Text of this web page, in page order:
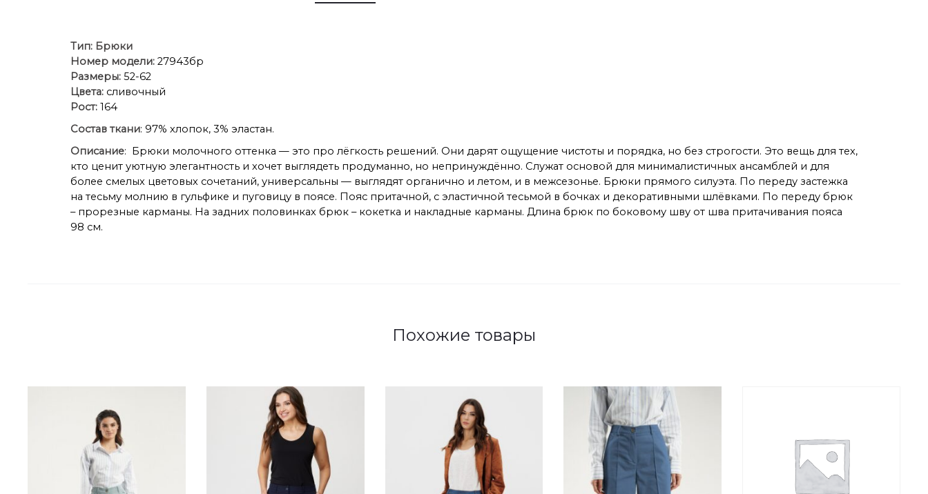
Тип: Брюки
Номер модели: 27943бр
Размеры: 52-62
Цвета: сливочный
Рост: 164
Состав ткани: 97% хлопок, 3% эластан.
Описание: Брюки молочного оттенка — это про лёгкость решений. Они дарят ощущение чистоты и порядка, но без строгости. Это вещь для тех,
кто ценит уютную элегантность и хочет выглядеть продуманно, но непринуждённо. Служат основой для минималистичных ансамблей и для
более смелых цветовых сочетаний, универсальны — выглядят органично и летом, и в межсезонье. Брюки прямого силуэта. По переду застежка
на тесьму молнию в гульфике и пуговицу в поясе. Пояс притачной, с эластичной тесьмой в бочках и декоративными шлёвками. По переду брюк
– прорезные карманы. На задних половинках брюк – кокетка и накладные карманы. Длина брюк по боковому шву от шва притачивания пояса
98 см.
Похожие товары